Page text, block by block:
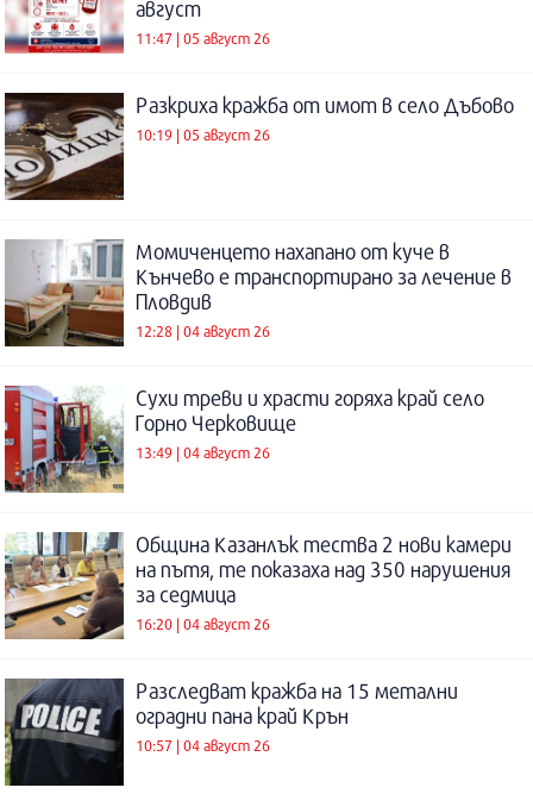
август
11:47 | 05 август 26
Разкриха кражба от имот в село Дъбово
10:19 | 05 август 26
Момиченцето нахапано от куче в
Кънчево е транспортирано за лечение в
Пловдив
12:28 | 04 август 26
Сухи треви и храсти горяха край село
Горно Черковище
13:49 | 04 август 26
Община Казанлък тества 2 нови камери
на пътя, те показаха над 350 нарушения
за седмица
16:20 | 04 август 26
Разследват кражба на 15 метални
оградни пана край Крън
10:57 | 04 август 26